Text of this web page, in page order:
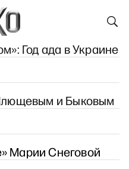
Год ада в Украине
и Быковым
Марии Снеговой